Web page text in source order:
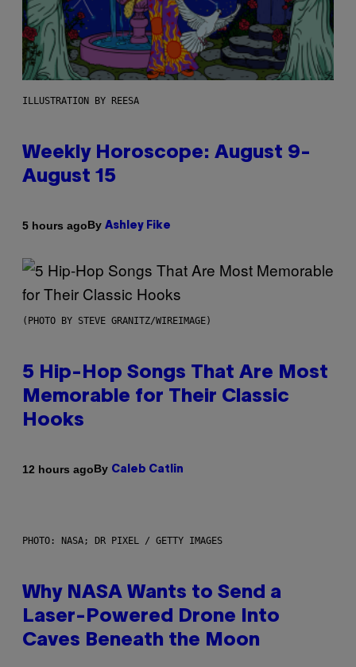
ILLUSTRATION BY REESA
Weekly Horoscope: August 9-
August 15
5 hours agoBy Ashley Fike
(PHOTO BY STEVE GRANITZ/WIREIMAGE)
5 Hip-Hop Songs That Are Most
Memorable for Their Classic
Hooks
12 hours agoBy Caleb Catlin
PHOTO: NASA; DR PIXEL / GETTY IMAGES
Why NASA Wants to Send a
Laser-Powered Drone Into
Caves Beneath the Moon